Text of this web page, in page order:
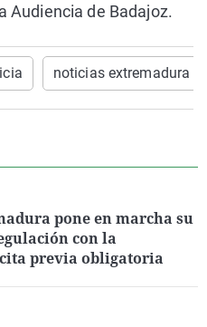
Audiencia de Badajoz.
noticias extremadura
pone en marcha su
con la
previa obligatoria